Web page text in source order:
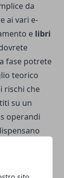
da
ai vari e-
e libri
fase potrete
teorico
rischi che
su un
operandi
pericoli